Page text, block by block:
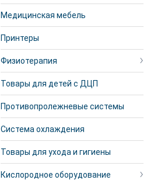
Медицинская мебель
Принтеры
Физиотерапия
Товары для детей с ДЦП
Противопролежневые системы
Система охлаждения
Товары для ухода и гигиены
Кислородное оборудование